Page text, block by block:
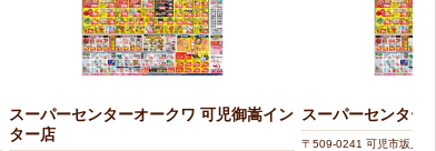
スーパーセンターオークワ 可児御嵩イン
ター店
スーパーセンター
〒509-0241 可児市坂戸